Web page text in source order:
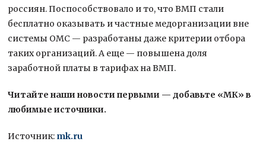
россиян. Поспособствовало и то, что ВМП стали
бесплатно оказывать и частные медорганизации вне
системы ОМС — разработаны даже критерии отбора
таких организаций. А еще — повышена доля
заработной платы в тарифах на ВМП.
Читайте наши новости первыми — добавьте «МК» в
любимые источники.
Источник: mk.ru